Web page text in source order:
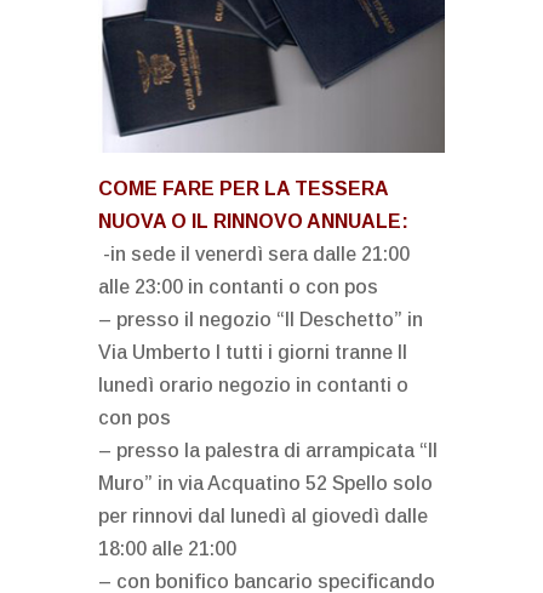
COME FARE PER LA TESSERA
NUOVA O IL RINNOVO ANNUALE:
-in sede il venerdì sera dalle 21:00
alle 23:00 in contanti o con pos
– presso il negozio “Il Deschetto” in
Via Umberto I tutti i giorni tranne Il
lunedì orario negozio in contanti o
con pos
– presso la palestra di arrampicata “Il
Muro” in via Acquatino 52 Spello solo
per rinnovi dal lunedì al giovedì dalle
18:00 alle 21:00
– con bonifico bancario specificando